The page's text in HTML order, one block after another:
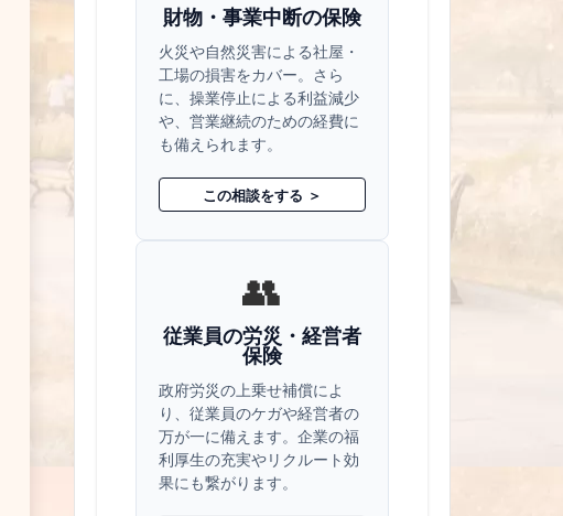
財物・事業中断の保険
火災や自然災害による社屋・
工場の損害をカバー。さら
に、操業停止による利益減少
や、営業継続のための経費に
も備えられます。
この相談をする ＞
👥
従業員の労災・経営者
保険
政府労災の上乗せ補償によ
り、従業員のケガや経営者の
万が一に備えます。企業の福
利厚生の充実やリクルート効
果にも繋がります。